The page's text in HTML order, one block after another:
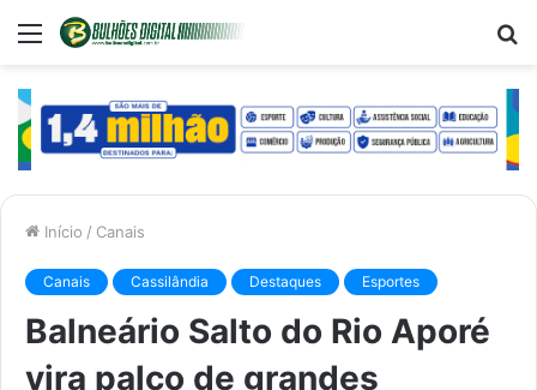
Menu
Início / Canais
Canais Cassilândia Destaques Esportes
Balneário Salto do Rio Aporé
vira palco de grandes